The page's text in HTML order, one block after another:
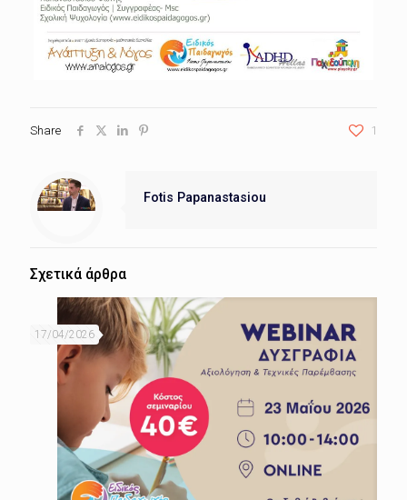
Share 1
Fotis Papanastasiou
Σχετικά άρθρα
17/04/2026